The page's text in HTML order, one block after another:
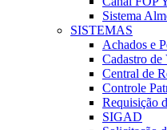
Sistema
SISTEMAS
Achados e
Cadastro de
Central de
Controle
Requisição
SIGAD